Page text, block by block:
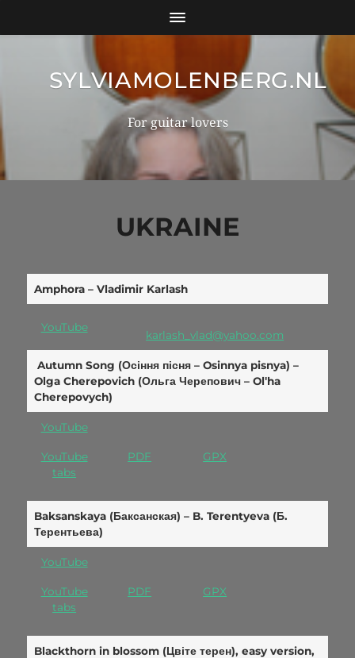
SYLVIAMOLENBERG.NL
For guitar lovers
UKRAINE
Amphora – Vladimir Karlash
YouTube
karlash_vlad@yahoo.com
Autumn Song (Осіння пісня – Osinnya pisnya) –
Olga Cherepovich (Ольга Черепович – Olʹha
Cherepovych)
YouTube
YouTube
tabs
PDF GPX
Baksanskaya (Баксанская) – B. Terentyeva (Б.
Терентьева)
YouTube
YouTube
tabs
PDF GPX
Blackthorn in blossom (Цвіте терен), easy version,